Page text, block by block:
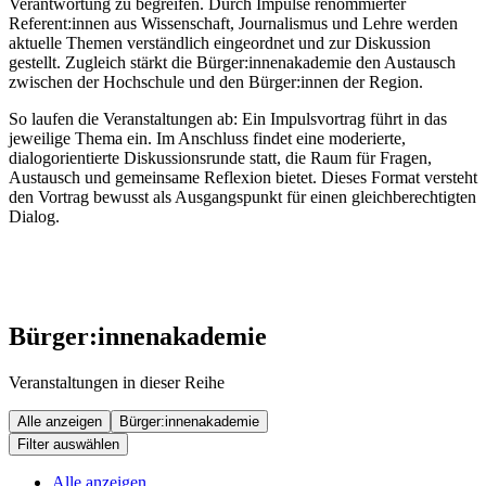
Referent:innen aus Wissenschaft, Journalismus und Lehre werden
aktuelle Themen verständlich eingeordnet und zur Diskussion
gestellt. Zugleich stärkt die Bürger:innenakademie den Austausch
zwischen der Hochschule und den Bürger:innen der Region.
So laufen die Veranstaltungen ab: Ein Impulsvortrag führt in das
jeweilige Thema ein. Im Anschluss findet eine moderierte,
dialogorientierte Diskussionsrunde statt, die Raum für Fragen,
Austausch und gemeinsame Reflexion bietet. Dieses Format versteht
den Vortrag bewusst als Ausgangspunkt für einen gleichberechtigten
Dialog.
Bürger:innenakademie
Veranstaltungen in dieser Reihe
Alle anzeigen
Bürger:innenakademie
Filter auswählen
Alle anzeigen